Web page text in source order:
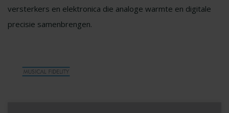
versterkers en elektronica die analoge warmte en digitale
precisie samenbrengen.